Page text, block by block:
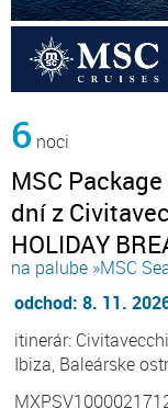
6 noci
MSC
dní z
HOLIDAY
na palube »MSC
odchod: 8. 11.
itinerár:
Ibiza, Baleárske